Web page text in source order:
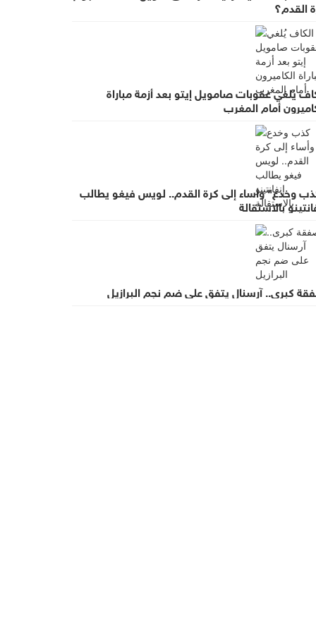
بكل
قائمة
سويسرا
حقيقيا
في
القدم؟
يُلغي عقوبات صامويل إيتو بعد أزمة مباراة
أمام المغرب
وخدع" وأساء إلى كرة القدم.. لويس فيغو يطالب
بالاستقالة
كبرى.. آرسنال يتفق على ضم نجم البرازيل